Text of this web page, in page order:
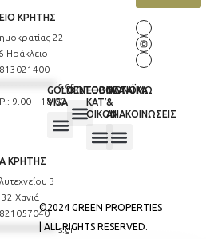
ΚΡΗΤΗΣ
22
Ηράκλειο
is.gr
9.00 – 18.00
ΚΡΗΤΗΣ
3
Χανιά
is.gr
GOLDEN
VISA
ΦΩΤΟΒΟΛΤΑΪΚΑ
ΕΞΟΙΚΟΝΟΜΩ
ΚΑΤ’
ΟΙΚΟΝ
ΝΕΑ
&
ΑΝΑΚΟΙΝΩΣΕΙΣ
©2024 GREEN PROPERTIES
| ALL RIGHTS RESERVED.